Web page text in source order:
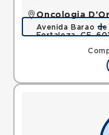
Oncologia
Avenida Barao
Fortaleza, CE,